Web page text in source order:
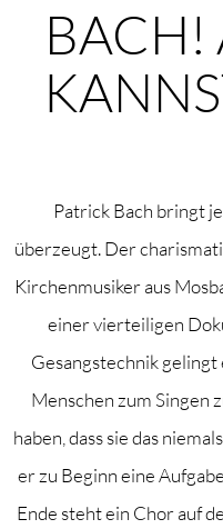
BACH!
Patrick Bach bringt
überzeugt. Der
Kirchenmusiker aus
einer vierteiligen
Gesangstechnik
Menschen zum Singen
haben, dass sie das
er zu Beginn eine
Ende steht ein Chor auf